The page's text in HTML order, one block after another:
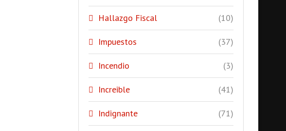
Hallazgo Fiscal (10)
Impuestos (37)
Incendio (3)
Increible (41)
Indignante (71)